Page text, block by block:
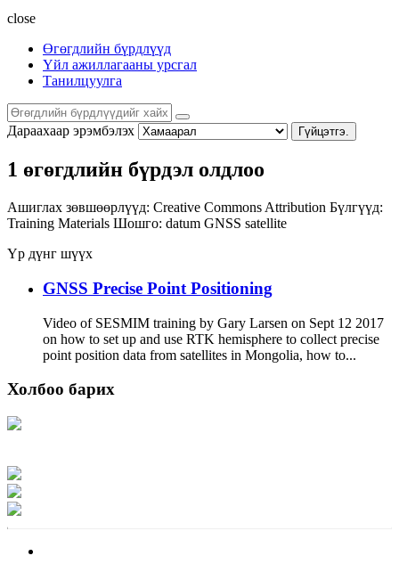
close
Өгөгдлийн бүрдлүүд
Үйл ажиллагааны урсгал
Танилцуулга
Дараахаар эрэмбэлэх Гүйцэтгэ.
1 өгөгдлийн бүрдэл олдлоо
Ашиглах зөвшөөрлүүд: Creative Commons Attribution Бүлгүүд:
Training Materials Шошго: datum GNSS satellite
Үр дүнг шүүх
GNSS Precise Point Positioning
Video of SESMIM training by Gary Larsen on Sept 12 2017
on how to set up and use RTK hemisphere to collect precise
point position data from satellites in Mongolia, how to...
Холбоо барих